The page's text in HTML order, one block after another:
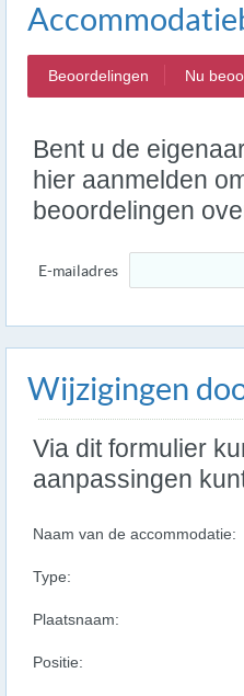
Beoordelingen Nu
Bent u de
hier aanmelden
beoordelingen
E-mailadres
Wijzigingen
Via dit formulier
aanpassingen
Naam van de accommodatie:
Type:
Plaatsnaam:
Positie: